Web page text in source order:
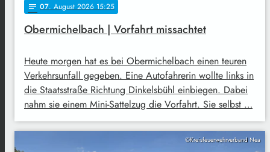
notes 07. August 2026 15:25
Obermichelbach | Vorfahrt missachtet
Heute morgen hat es bei Obermichelbach einen teuren
Verkehrsunfall gegeben. Eine Autofahrerin wollte links in
die Staatsstraße Richtung Dinkelsbühl einbiegen. Dabei
nahm sie einem Mini-Sattelzug die Vorfahrt. Sie selbst …
©Kreisfeuerwehrverband Nea